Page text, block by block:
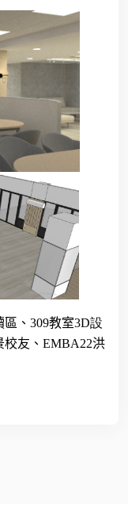
、 309教室3D設
校友、 EMBA22洪